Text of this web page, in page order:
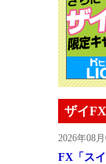
ザイ
2026年08
FX「ス